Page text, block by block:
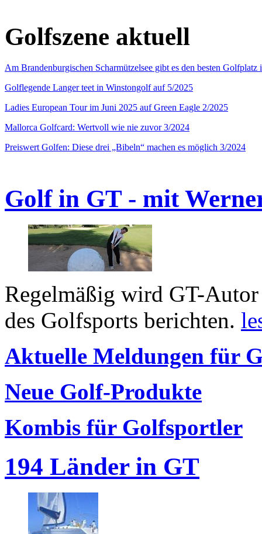
Golfszene aktuell
Am Brandenburgischen Scharmützelsee gibt es den besten
Golflegende Langer teet in Winstongolf auf 5/2025
Ladies European Tour im Juni 2025 auf Green Eagle 2/2025
Mallorca Golfcard: Wertvoll wie nie zuvor 3/2024
Preiswert Golfen: Diese drei „Bibeln“ machen es möglich 3/2024
Golf in GT - mit
Regelmäßig wird GT-
des Golfsports berichten.
Aktuelle Meldungen für
Neue Golf-Produkte
Kombis für Golfsportler
194 Länder in GT